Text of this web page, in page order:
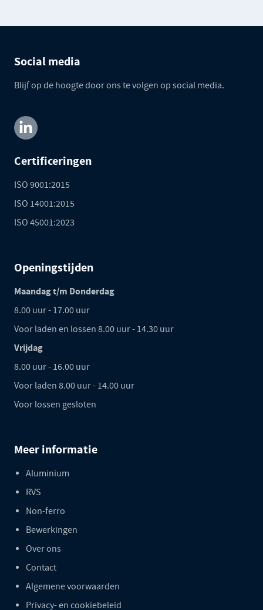
Social media
Blijf op de hoogte door ons te volgen op social media.
Certificeringen
ISO 9001:2015
ISO 14001:2015
ISO 45001:2023
Openingstijden
Maandag t/m Donderdag
8.00 uur - 17.00 uur
Voor laden en lossen 8.00 uur - 14.30 uur
Vrijdag
8.00 uur - 16.00 uur
Voor laden 8.00 uur - 14.00 uur
Voor lossen gesloten
Meer informatie
Aluminium
RVS
Non-ferro
Bewerkingen
Over ons
Contact
Algemene voorwaarden
Privacy- en cookiebeleid